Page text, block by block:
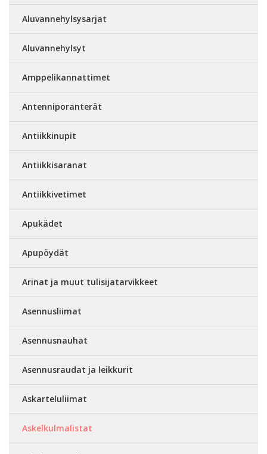
Aluvannehylsysarjat
Aluvannehylsyt
Amppelikannattimet
Antenniporanterät
Antiikkinupit
Antiikkisaranat
Antiikkivetimet
Apukädet
Apupöydät
Arinat ja muut tulisijatarvikkeet
Asennusliimat
Asennusnauhat
Asennusraudat ja leikkurit
Askarteluliimat
Askelkulmalistat